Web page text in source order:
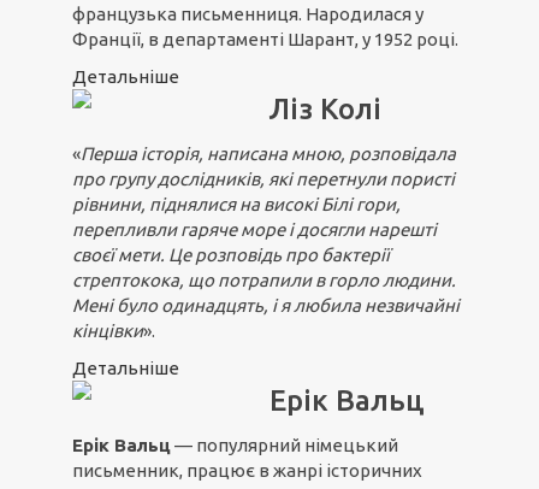
французька письменниця. Народилася у
Франції, в департаменті Шарант, у 1952 році.
Детальніше
Ліз Колі
«Перша історія, написана мною, розповідала
про групу дослідників, які перетнули пористі
рівнини, піднялися на високі Білі гори,
перепливли гаряче море і досягли нарешті
своєї мети. Це розповідь про бактерії
стрептокока, що потрапили в горло людини.
Мені було одинадцять, і я любила незвичайні
кінцівки».
Детальніше
Ерік Вальц
Ерік Вальц— популярний німецький
письменник, працює в жанрі історичних